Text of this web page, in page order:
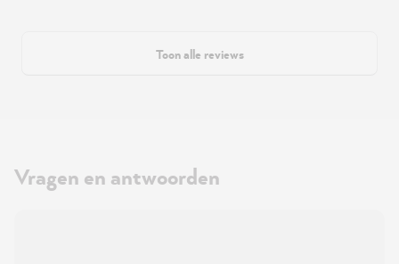
Toon alle reviews
Vragen en antwoorden